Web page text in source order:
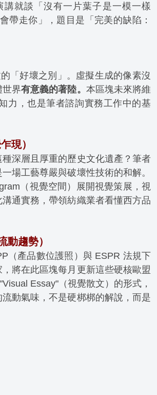
就談「沒有一片葉子是一模一樣
帶走你」，題目是「完美的缺陷：
「好壞之別」。虛擬生成的像素沒
世界有意義的著陸。 本區塊未來將維
力，也是筆者諮詢實務工作中的基
現）
深層且厚重的歷史文化遺產？筆者
場工藝尊嚴與破壞性技術的和解。
（視覺空間）展開視覺策展，視
通實務，帶領紡織業者看懂西方品
趨勢）
（產品數位護照）與 ESPR 法規下
將在此區塊每月更新這些硬核歐盟
Essay"（視覺散文）的形式，
動氣味，不是硬梆梆的解說，而是